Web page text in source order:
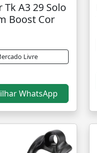
Tk A3 29 Solo
Boost Cor
Livre
WhatsApp